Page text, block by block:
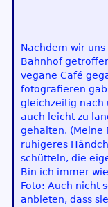
Nachdem wir
Bahnhof
vegane Café
fotografieren
gleichzeitig nach
auch leicht zu
gehalten. (Meine
ruhigeres
schütteln, die
Bin ich immer
Foto: Auch nicht
anbieten, dass